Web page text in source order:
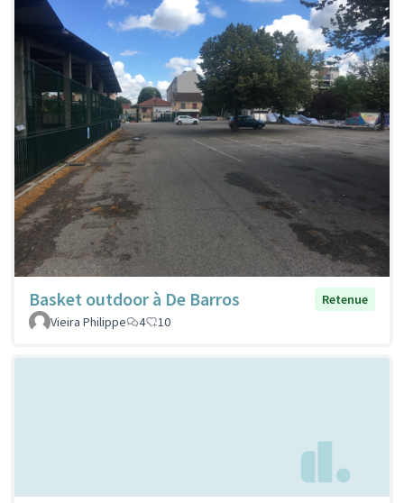
Basket outdoor à De Barros
Retenue
Vieira Philippe
4 10